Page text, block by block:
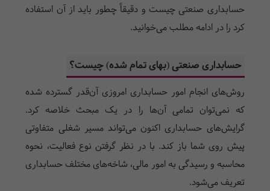
حسابداری صنعتی چیست و دقیقاً چطور باید از آن استفاده
کرد را در ادامه مطلب می‌خوانید.
حسابداری صنعتی (بهای تمام شده) چیست؟
روش‌های انجام امور حسابداری امروزی آن‌قدر گسترده شده
که نمی‌توان تمامی آن‌ها را در یک مبحث خلاصه کرد.
گرایش‌های حسابداری اکنون می‌تواند مسیر شغلی متفاوتی
پیش روی شما باز کند. با در نظر گرفتن نوع فعالیت، نحوه
محاسبه و رسیدگی به امور مالی، شاخه‌های مختلف حسابداری
تعریف می‌شود.